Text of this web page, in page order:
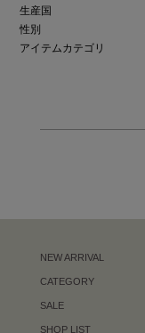
生産国
性別
アイテムカテゴリ
NEW ARRIVAL
CATEGORY
SALE
SHOP LIST